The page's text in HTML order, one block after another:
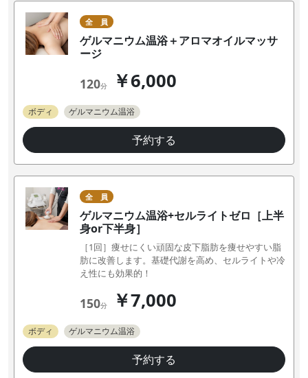
全 員
ゲルマニウム温浴＋アロマオイルマッサ
ージ
120分 ￥6,000
ボディ ゲルマニウム温浴
予約する
全 員
ゲルマニウム温浴+セルライトゼロ［上半
身or下半身］
［1回］痩せにくい頑固な皮下脂肪を痩せやすい脂
肪に改善します。基礎代謝を高め、セルライトや冷
え性にも効果的！
150分 ￥7,000
ボディ ゲルマニウム温浴
予約する